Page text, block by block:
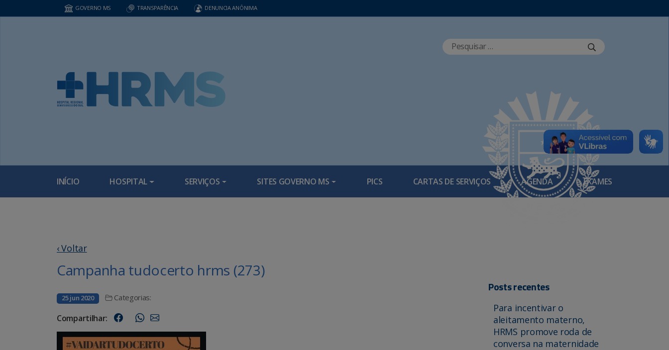
GOVERNO MS TRANSPARÊNCIA DENUNCIA ANÔNIMA
INÍCIO HOSPITAL SERVIÇOS SITES GOVERNO MS PICS CARTAS DE SERVIÇOS AGENDA EXAMES
‹ Voltar
Campanha tudocerto hrms (273)
25 jun 2020 Categorias:
Compartilhar:
Posts recentes
Para incentivar o
aleitamento materno,
HRMS promove roda de
conversa na maternidade